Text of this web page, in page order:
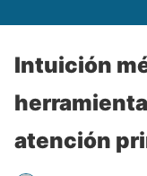
Intuición
atención